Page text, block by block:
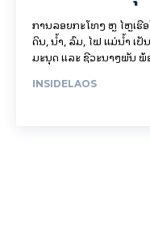
ການລອຍ​ກະ​ໂທງ ຫຼື ໄຫຼເຮື
ດິນ, ນໍ້າ, ລົມ, ໄຟ ແມ່ນໍ້າ ເ
ມະນຸດ ແລະ ຊີວະນາໆພັນ
INSIDELAOS